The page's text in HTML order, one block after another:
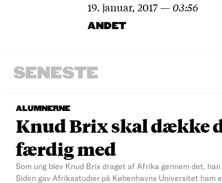
19. januar, 2017 — 03:56
ANDET
SENESTE
ALUMNERNE
Knud Brix skal dække
færdig med
Som ung blev Knud Brix draget af Afrika gennem det,
Siden gav Afrikastudier på Københavns Universitet ham